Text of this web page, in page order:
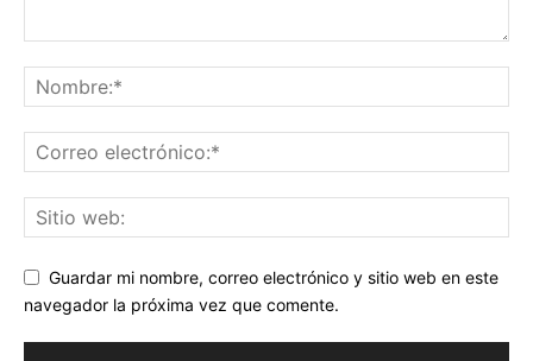
Guardar mi nombre, correo electrónico y sitio web en este
navegador la próxima vez que comente.